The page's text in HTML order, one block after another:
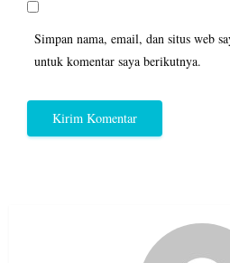
Simpan nama, email, dan situs web
untuk komentar saya berikutnya.